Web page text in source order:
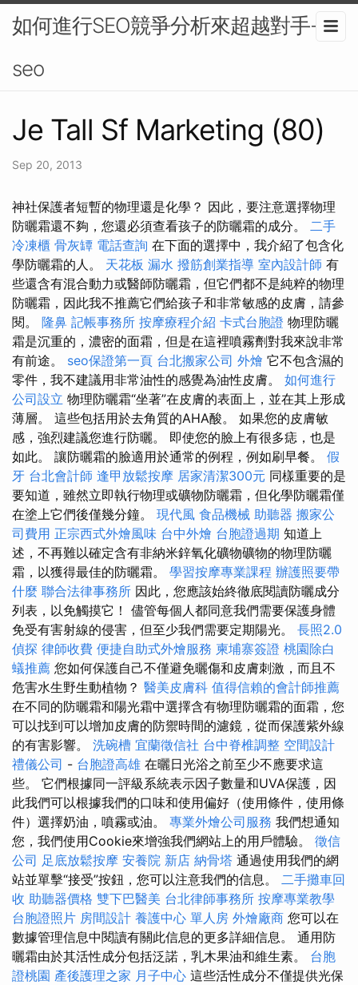
如何進行SEO競爭分析來超越對手-
seo
Je Tall Sf Marketing (80)
Sep 20, 2013
神社保護者短暫的物理還是化學？ 因此，要注意選擇物理
防曬霜還不夠，您還必須查看孩子的防曬霜的成分。 二手
冷凍櫃 骨灰罈 電話查詢 在下面的選擇中，我介紹了包含化
學防曬霜的人。 天花板 漏水 撥筋創業指導 室內設計師 有
些還含有混合動力或醫師防曬霜，但它們都不是純粹的物理
防曬霜，因此我不推薦它們給孩子和非常敏感的皮膚，請參
閱。 隆鼻 記帳事務所 按摩療程介紹 卡式台胞證 物理防曬
霜是沉重的，濃密的面霜，但是在這裡噴霧劑對我來說非常
有前途。 seo保證第一頁 台北搬家公司 外燴 它不包含濕的
零件，我不建議用非常油性的感覺為油性皮膚。 如何進行
公司設立 物理防曬霜“坐著”在皮膚的表面上，並在其上形成
薄層。 這些包括用於去角質的AHA酸。 如果您的皮膚敏
感，強烈建議您進行防曬。 即使您的臉上有很多痣，也是
如此。 讓防曬霜的臉適用於通常的例程，例如刷早餐。 假
牙 台北會計師 逢甲放鬆按摩 居家清潔300元 同樣重要的是
要知道，雖然立即執行物理或礦物防曬霜，但化學防曬霜僅
在塗上它們後僅幾分鐘。 現代風 食品機械 助聽器 搬家公
司費用 正宗西式外燴風味 台中外燴 台胞證過期 知道上
述，不再難以確定含有非納米鋅氧化礦物礦物的物理防曬
霜，以獲得最佳的防曬霜。 學習按摩專業課程 辦護照要帶
什麼 聯合法律事務所 因此，您應該始終徹底閱讀防曬成分
列表，以免觸摸它！ 儘管每個人都同意我們需要保護身體
免受有害射線的侵害，但至少我們需要定期陽光。 長照2.0
偵探 律師收費 便捷自助式外燴服務 柬埔寨簽證 桃園除白
蟻推薦 您如何保護自己不僅避免曬傷和皮膚刺激，而且不
危害水生野生動植物？ 醫美皮膚科 值得信賴的會計師推薦
在不同的防曬霜和陽光霜中選擇含有物理防曬霜的面霜，您
可以找到可以增加皮膚的防禦時間的濾鏡，從而保護紫外線
的有害影響。 洗碗槽 宜蘭徵信社 台中脊椎調整 空間設計
禮儀公司 - 台胞證高雄 在曬日光浴之前至少不應要求這
些。 它們根據同一評級系統表示因子數量和UVA保護，因
此我們可以根據我們的口味和使用偏好（使用條件，使用條
件）選擇奶油，噴霧或油。 專業外燴公司服務 我們想通知
您，我們使用Cookie來增強我們網站上的用戶體驗。 徵信
公司 足底放鬆按摩 安養院 新店 納骨塔 通過使用我們的網
站並單擊“接受”按鈕，您可以注意我們的信息。 二手攤車回
收 助聽器價格 雙下巴醫美 台北律師事務所 按摩專業教學
台胞證照片 房間設計 養護中心 單人房 外燴廠商 您可以在
數據管理信息中閱讀有關此信息的更多詳細信息。 通用防
曬霜由於其活性成分包括泛諾，乳木果油和維生素。 台胞
證桃園 產後護理之家 月子中心 這些活性成分不僅提供光保